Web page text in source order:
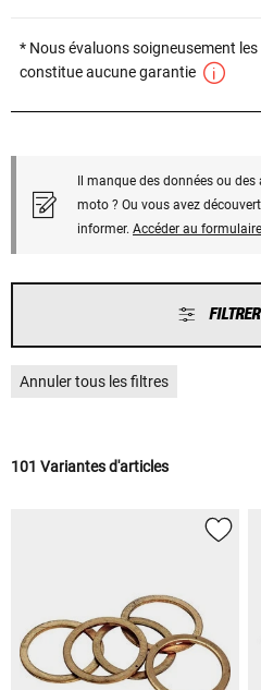
* Nous évaluons soigneusement
constitue aucune garantie
Il manque des données ou
moto ? Ou vous avez
informer. Accéder au formulaire
Annuler tous les filtres
101 Variantes d'articles